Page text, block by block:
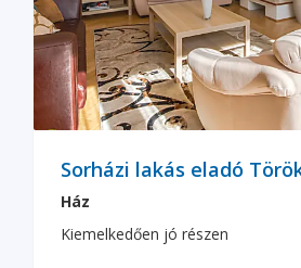
Sorházi lakás eladó
Ház
Kiemelkedően jó részen